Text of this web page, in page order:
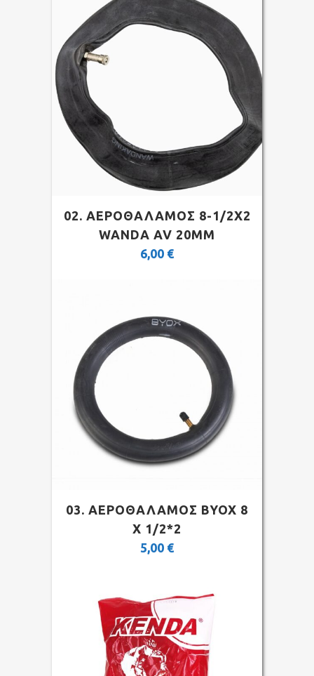
02. ΑΕΡΟΘΑΛΑΜΟΣ 8-1/2Χ2
WANDA AV 20MM
6,00 €
03. ΑΕΡΟΘΑΛΑΜΟΣ BYOX 8
X 1/2*2
5,00 €